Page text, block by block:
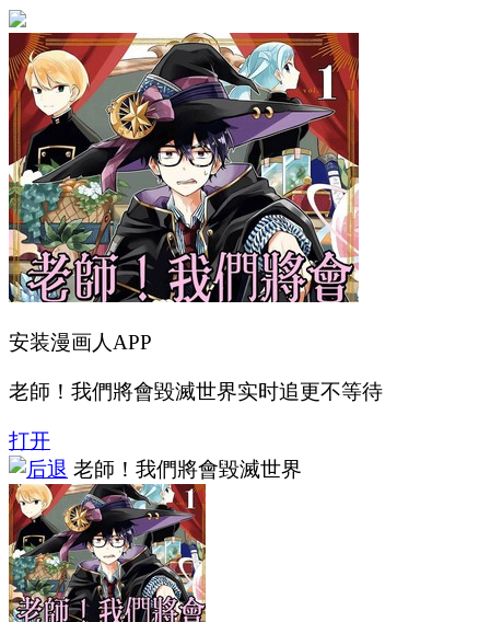
安装漫画人APP
老師！我們將會毀滅世界实时追更不等待
打开
老師！我們將會毀滅世界